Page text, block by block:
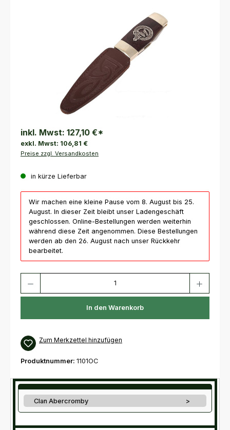
inkl. Mwst: 127,10 €*
exkl. Mwst: 106,81 €
Preise zzgl. Versandkosten
in kürze Lieferbar
Wir machen eine kleine Pause vom 8. August bis 25.
August. In dieser Zeit bleibt unser Ladengeschäft
geschlossen. Online-Bestellungen werden weiterhin
während diese Zeit angenommen. Diese Bestellungen
werden ab den 26. August nach unser Rückkehr
bearbeitet.
In den Warenkorb
Zum Merkzettel hinzufügen
Produktnummer: 1101OC
Clan Abercromby >